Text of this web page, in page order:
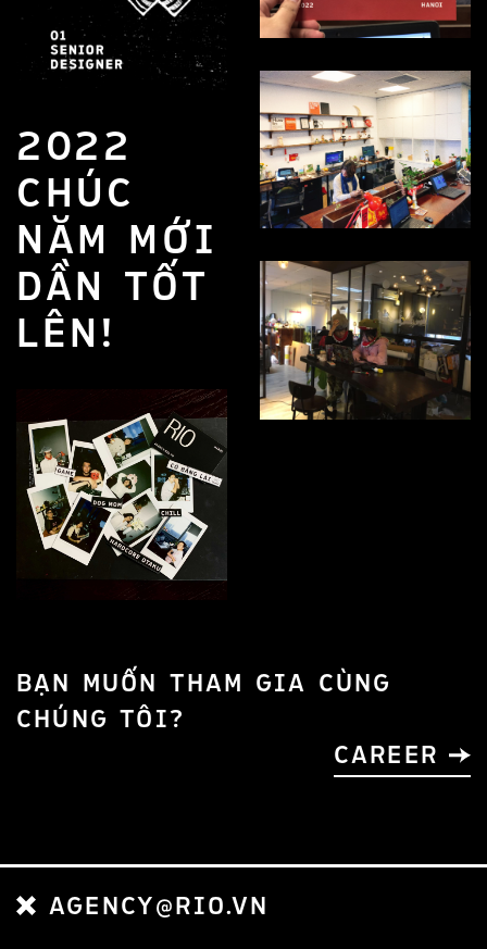
2022
CHÚC
NĂM MỚI
DẦN TỐT
LÊN!
BẠN MUỐN THAM GIA CÙNG
CHÚNG TÔI?
CAREER
AGENCY@RIO.VN